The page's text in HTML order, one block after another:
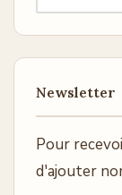
Newsletter
Pour
d'ajouter